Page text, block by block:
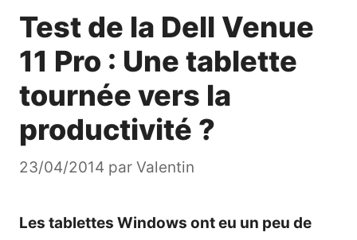
Test de la Dell Venue
11 Pro : Une tablette
tournée vers la
productivité ?
23/04/2014 par Valentin
Les tablettes Windows ont eu un peu de